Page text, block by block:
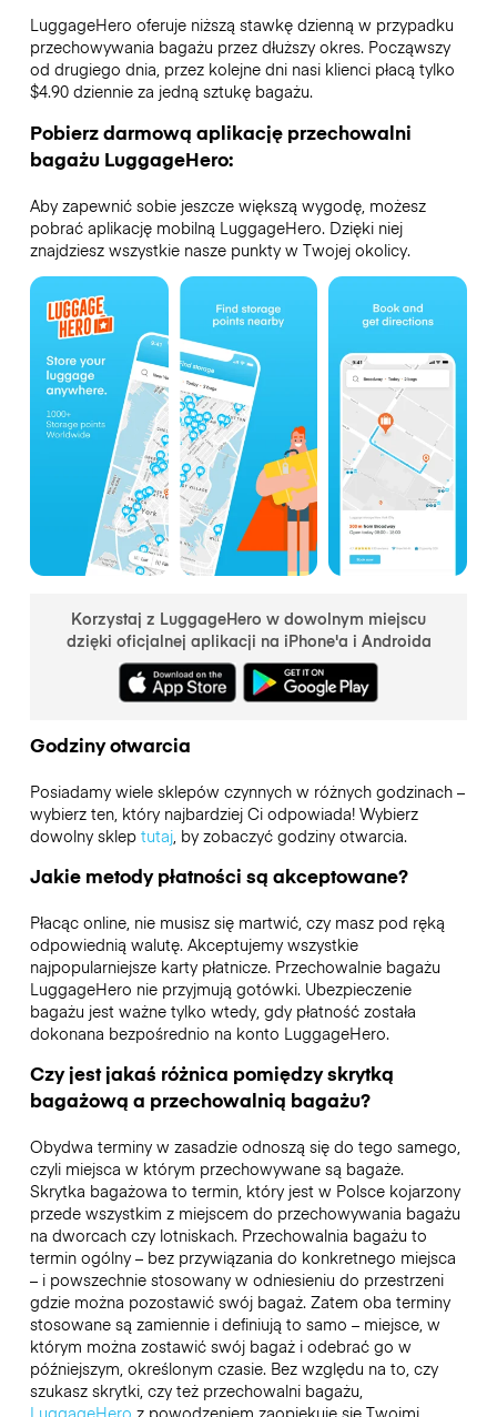
LuggageHero oferuje niższą stawkę dzienną w przypadku
przechowywania bagażu przez dłuższy okres. Począwszy
od drugiego dnia, przez kolejne dni nasi klienci płacą tylko
$4.90 dziennie za jedną sztukę bagażu.
Pobierz darmową aplikację przechowalni
bagażu LuggageHero:
Aby zapewnić sobie jeszcze większą wygodę, możesz
pobrać aplikację mobilną LuggageHero. Dzięki niej
znajdziesz wszystkie nasze punkty w Twojej okolicy.
Korzystaj z LuggageHero w dowolnym miejscu
dzięki oficjalnej aplikacji na iPhone'a i Androida
Godziny otwarcia
Posiadamy wiele sklepów czynnych w różnych godzinach –
wybierz ten, który najbardziej Ci odpowiada! Wybierz
dowolny sklep tutaj, by zobaczyć godziny otwarcia.
Jakie metody płatności są akceptowane?
Płacąc online, nie musisz się martwić, czy masz pod ręką
odpowiednią walutę. Akceptujemy wszystkie
najpopularniejsze karty płatnicze. Przechowalnie bagażu
LuggageHero nie przyjmują gotówki. Ubezpieczenie
bagażu jest ważne tylko wtedy, gdy płatność została
dokonana bezpośrednio na konto LuggageHero.
Czy jest jakaś różnica pomiędzy skrytką
bagażową a przechowalnią bagażu?
Obydwa terminy w zasadzie odnoszą się do tego samego,
czyli miejsca w którym przechowywane są bagaże.
Skrytka bagażowa to termin, który jest w Polsce kojarzony
przede wszystkim z miejscem do przechowywania bagażu
na dworcach czy lotniskach. Przechowalnia bagażu to
termin ogólny – bez przywiązania do konkretnego miejsca
– i powszechnie stosowany w odniesieniu do przestrzeni
gdzie można pozostawić swój bagaż. Zatem oba terminy
stosowane są zamiennie i definiują to samo – miejsce, w
którym można zostawić swój bagaż i odebrać go w
późniejszym, określonym czasie. Bez względu na to, czy
szukasz skrytki, czy też przechowalni bagażu,